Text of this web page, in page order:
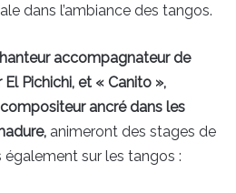
dans l’ambiance des tangos.
accompagnateur de
Pichichi, et « Canito »,
ancré dans les
animeront des stages de
sur les tangos :